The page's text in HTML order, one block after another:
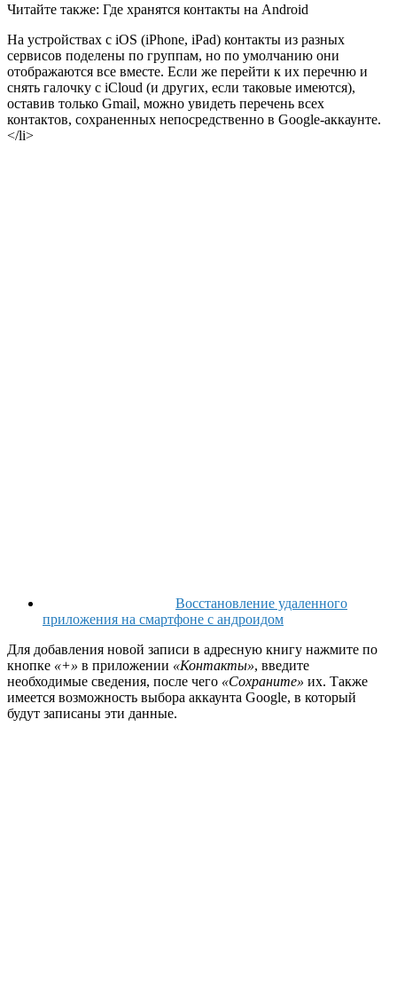
Читайте также: Где хранятся контакты на Android
На устройствах с iOS (iPhone, iPad) контакты из разных
сервисов поделены по группам, но по умолчанию они
отображаются все вместе. Если же перейти к их перечню и
снять галочку с iCloud (и других, если таковые имеются),
оставив только Gmail, можно увидеть перечень всех
контактов, сохраненных непосредственно в Google-аккаунте.
</li>
Восстановление удаленного
приложения на смартфоне с андроидом
Для добавления новой записи в адресную книгу нажмите по
кнопке «+» в приложении «Контакты», введите
необходимые сведения, после чего «Сохраните» их. Также
имеется возможность выбора аккаунта Google, в который
будут записаны эти данные.